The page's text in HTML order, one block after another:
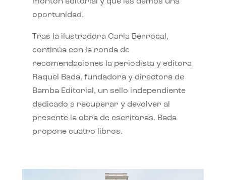
montón editorial y que les demos una
oportunidad.
Tras la ilustradora Carla Berrocal,
continúa con la ronda de
recomendaciones la periodista y editora
Raquel Bada, fundadora y directora de
Bamba Editorial, un sello independiente
dedicado a recuperar y devolver al
presente la obra de escritoras. Bada
propone cuatro libros.